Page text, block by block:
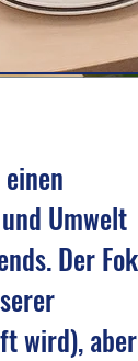
Umwelt
Der
wird), aber